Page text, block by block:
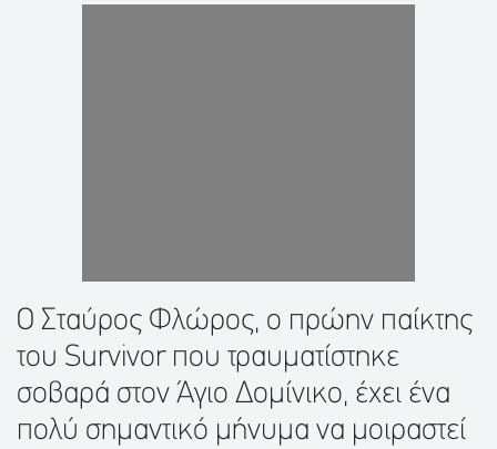
Ο Σταύρος Φλώρος, ο πρώην παίκτης
του Survivor που τραυματίστηκε
σοβαρά στον Άγιο Δομίνικο, έχει ένα
πολύ σημαντικό μήνυμα να μοιραστεί